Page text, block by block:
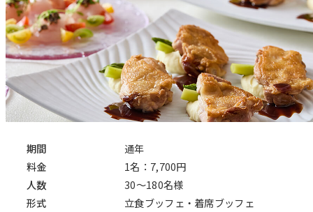
期間
通年
料金
1名：7,700円
人数
30～180名様
形式
立食ブッフェ・着席ブッフェ